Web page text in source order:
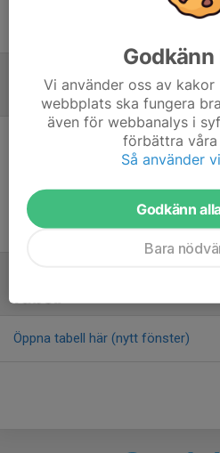
Referat
Inget referat
Tabell
Öppna tabell här (nytt fönster)
Vi använder oss av
webbplats ska fungera
även för webbanalys i
förbättra våra
Så använder
Godkänn
Bara